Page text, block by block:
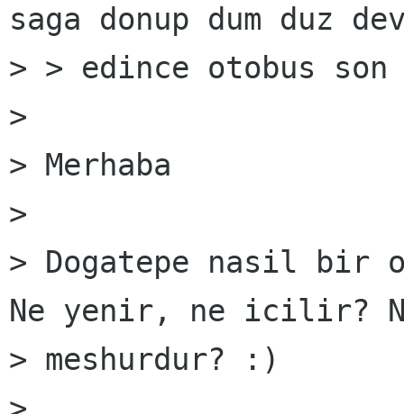
saga donup dum duz
> > edince otobus
>
> Merhaba
>
> Dogatepe nasil bir
Ne yenir, ne icilir?
> meshurdur? :)